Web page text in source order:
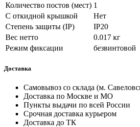
Количество постов (мест) 1
С откидной крышкой
Нет
Степень защиты (IP)
IP20
Вес нетто
0.017 кг
Режим фиксации
безвинтовой
Доставка
Самовывоз со склада (м.
Доставка по Москве и МО
Пункты выдачи по всей России
Срочная доставка курьером
Доставка до ТК